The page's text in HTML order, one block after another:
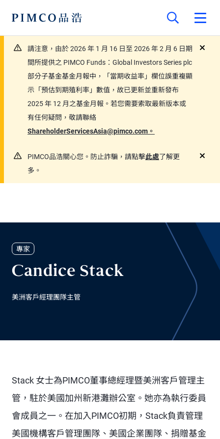
請注意，由於 2026 年 1 月 16 日至 2026 年 2 月 6 日期
間所提供之 PIMCO Funds：Global Investors Series plc
部分子基金基金月報中，「當期收益率」欄位誤重複顯
示「預估到期殖利率」數值，故已更新並重新發布
2025 年 12 月之基金月報。若您需要索取最新版本或
有任何疑問，敬請聯絡
ShareholderServicesAsia@pimco.com。
PIMCO品浩關心您。防止詐騙，請點擊此處了解更
多。
專家
Candice Stack
美洲客戶經理團隊主管
Stack 女士為PIMCO董事總經理暨美洲客戶管理主
管，駐於美國加州新港灘辦公室。她亦為執行委員
會成員之一。在加入PIMCO初期，Stack負責管理
美國機構客戶管理團隊、美國企業團隊、捐贈基金